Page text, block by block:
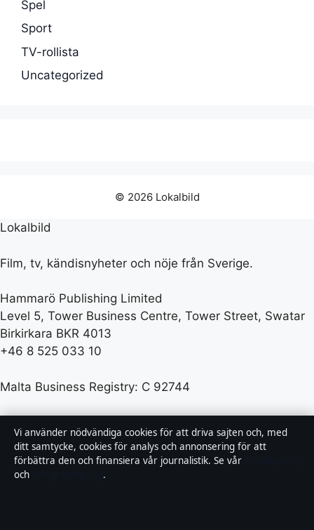
Spel
Sport
TV-rollista
Uncategorized
© 2026 Lokalbild
Lokalbild
Film, tv, kändisnyheter och nöje från Sverige.
Hammarö Publishing Limited
Level 5, Tower Business Centre, Tower Street, Swatar
Birkirkara BKR 4013
+46 8 525 033 10
Malta Business Registry: C 92744
info@lokalbild.se
Kontakta oss
Vi använder nödvändiga cookies för att driva sajten och, med
ditt samtycke, cookies för analys och annonsering för att
förbättra den och finansiera vår journalistik. Se vår
och
.